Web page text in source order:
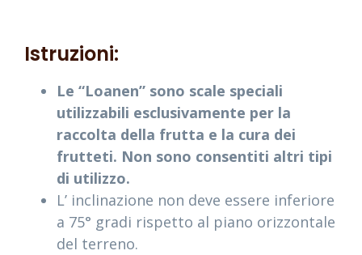
Istruzioni:
Le “Loanen” sono scale speciali
utilizzabili esclusivamente per la
raccolta della frutta e la cura dei
frutteti. Non sono consentiti altri tipi
di utilizzo.
L’ inclinazione non deve essere inferiore
a 75° gradi rispetto al piano orizzontale
del terreno.